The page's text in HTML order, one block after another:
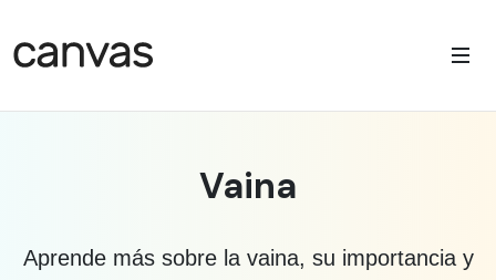
Vaina
Aprende más sobre la vaina, su importancia y